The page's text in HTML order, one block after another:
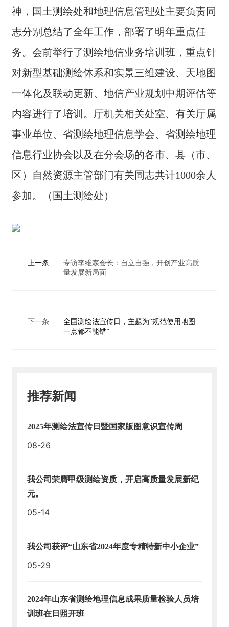
神，国土测绘处和地理信息管理处主要负责同
志分别总结了全年工作，部署了明年重点任
务。会前举行了测绘地信业务培训班，重点针
对新型基础测绘体系和实景三维建设、天地图
一体化及联动更新、地信产业规划中期评估等
内容进行了培训。厅机关相关处室、有关厅属
事业单位、省测绘地理信息学会、省测绘地理
信息行业协会以及在分会场的各市、县（市、
区）自然资源主管部门有关同志共计1000余人
参加。（国土测绘处）
上一条
专访李维森会长：自立自强，开创产业高质
量发展新局面
下一条
全国测绘法宣传日，主题为“规范使用地图
一点都不能错”
推荐新闻
2025年测绘法宣传日暨国家版图意识宣传周
08-26
我公司荣膺甲级测绘资质，开启高质量发展新纪
元。
05-14
我公司获评“山东省2024年度专精特新中小企业”
05-29
2024年山东省测绘地理信息成果质量检验人员培
训班在日照开班